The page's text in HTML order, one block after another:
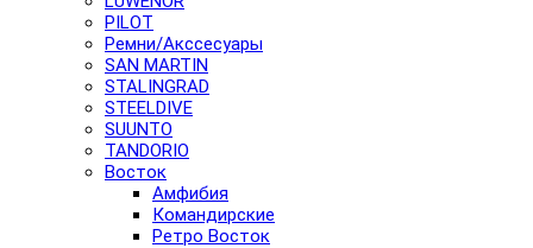
PILOT
Pемни/Акссесуары
SAN MARTIN
STALINGRAD
STEELDIVE
SUUNTO
TANDORIO
Восток
Амфибия
Командирские
Ретро Восток